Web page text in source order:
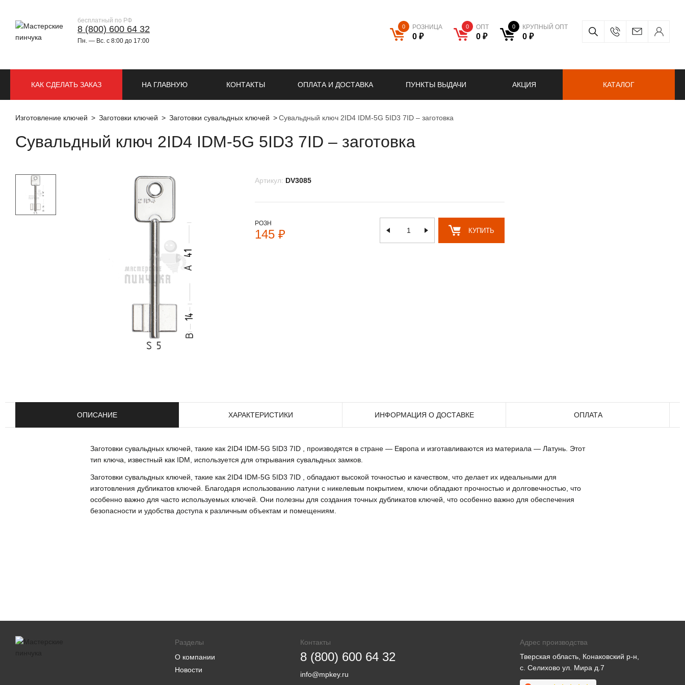
бесплатный по РФ
8 (800) 600 64 32
Пн. — Вс. с 8:00 до 17:00
0 РОЗНИЦА
0 ₽
0 ОПТ
0 ₽
0 КРУПНЫЙ ОПТ
0 ₽
НА ГЛАВНУЮ КОНТАКТЫ ОПЛАТА И ДОСТАВКА ПУНКТЫ ВЫДАЧИ АКЦИЯ
КАК СДЕЛАТЬ ЗАКАЗ КАТАЛОГ
Изготовление ключей Заготовки ключей Заготовки сувальдных ключей Сувальдный ключ 2ID4 IDM-5G 5ID3 7ID – заготовка
Сувальдный ключ 2ID4 IDM-5G 5ID3 7ID – заготовка
Артикул: DV3085
РОЗН
145 ₽ КУПИТЬ
ОПИСАНИЕ ХАРАКТЕРИСТИКИ ИНФОРМАЦИЯ О ДОСТАВКЕ ОПЛАТА
Заготовки сувальдных ключей, такие как 2ID4 IDM-5G 5ID3 7ID , производятся в стране — Европа и изготавливаются из материала — Латунь. Этот
тип ключа, известный как IDM, используется для открывания сувальдных замков.
Заготовки сувальдных ключей, такие как 2ID4 IDM-5G 5ID3 7ID , обладают высокой точностью и качеством, что делает их идеальными для
изготовления дубликатов ключей. Благодаря использованию латуни с никелевым покрытием, ключи обладают прочностью и долговечностью, что
особенно важно для часто используемых ключей. Они полезны для создания точных дубликатов ключей, что особенно важно для обеспечения
безопасности и удобства доступа к различным объектам и помещениям.
Разделы
О компании
Новости
Контакты
8 (800) 600 64 32
info@mpkey.ru
Адрес производства
Тверская область, Конаковский р-н,
с. Селихово ул. Мира д.7